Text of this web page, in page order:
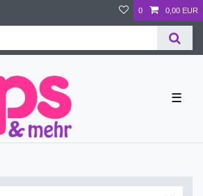
0 0,00 EUR
☰